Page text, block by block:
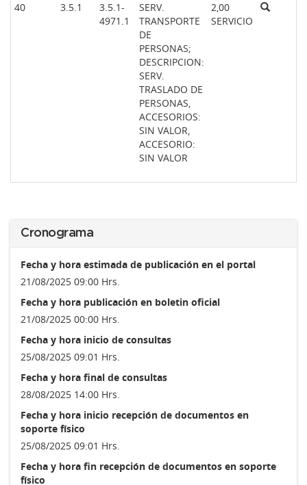
40 3.5.1
3.5.1-
4971.1
SERV.
TRANSPORTE
DE
PERSONAS;
DESCRIPCION:
SERV.
TRASLADO DE
PERSONAS,
ACCESORIOS:
SIN VALOR,
ACCESORIO:
SIN VALOR
2,00
SERVICIO
Cronograma
Fecha y hora estimada de publicación en el portal
21/08/2025 09:00 Hrs.
Fecha y hora publicación en boletin oficial
21/08/2025 00:00 Hrs.
Fecha y hora inicio de consultas
25/08/2025 09:01 Hrs.
Fecha y hora final de consultas
28/08/2025 14:00 Hrs.
Fecha y hora inicio recepción de documentos en
soporte físico
25/08/2025 09:01 Hrs.
Fecha y hora fin recepción de documentos en soporte
físico